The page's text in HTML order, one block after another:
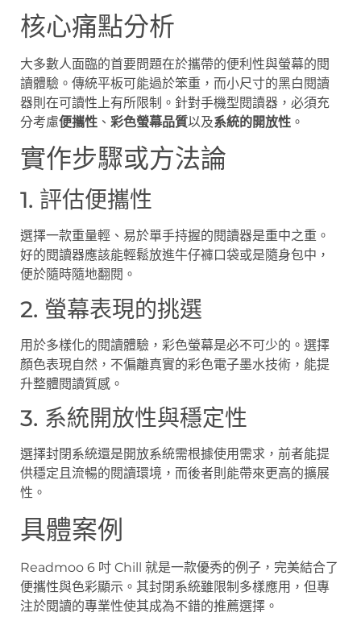
核心痛點分析
大多數人面臨的首要問題在於攜帶的便利性與螢幕的閱
讀體驗。傳統平板可能過於笨重，而小尺寸的黑白閱讀
器則在可讀性上有所限制。針對手機型閱讀器，必須充
分考慮便攜性 、 彩色螢幕品質以及系統的開放性 。
實作步驟或方法論
1. 評估便攜性
選擇一款重量輕、易於單手持握的閱讀器是重中之重。
好的閱讀器應該能輕鬆放進牛仔褲口袋或是隨身包中，
便於隨時隨地翻閱。
2. 螢幕表現的挑選
用於多樣化的閱讀體驗，彩色螢幕是必不可少的。選擇
顏色表現自然，不偏離真實的彩色電子墨水技術，能提
升整體閱讀質感。
3. 系統開放性與穩定性
選擇封閉系統還是開放系統需根據使用需求，前者能提
供穩定且流暢的閱讀環境，而後者則能帶來更高的擴展
性。
具體案例
Readmoo 6 吋 Chill 就是一款優秀的例子，完美結合了
便攜性與色彩顯示。其封閉系統雖限制多樣應用，但專
注於閱讀的專業性使其成為不錯的推薦選擇。